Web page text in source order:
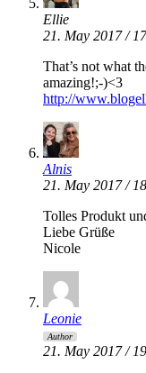
Ellie
21. May 2017 /
That’s not what
amazing!;-)<3
http://
Alnis
21. May 2017 /
Tolles Produkt
Liebe Grüße
Nicole
Leonie
Author
21. May 2017 /